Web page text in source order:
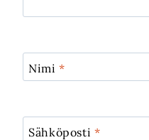
Nimi*
Sähköposti*